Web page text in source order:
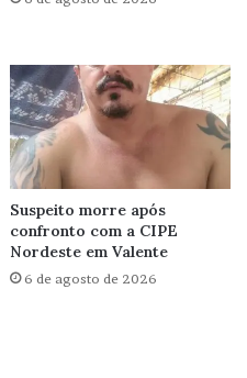
Suspeito morre após
confronto com a CIPE
Nordeste em Valente
6 de agosto de 2026